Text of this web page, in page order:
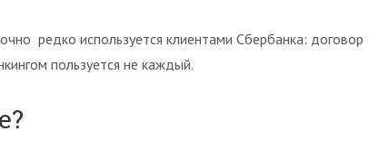
редко используется клиентами Сбербанка: договор
пользуется не каждый.